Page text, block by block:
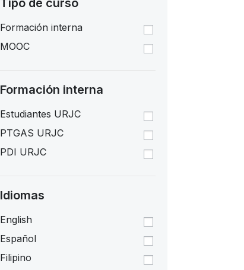
Tipo de curso
Formación interna
MOOC
Formación interna
Estudiantes URJC
PTGAS URJC
PDI URJC
Idiomas
English
Español
Filipino